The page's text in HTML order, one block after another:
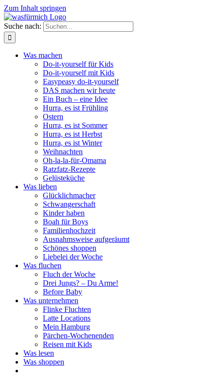
Zum Inhalt springen
Suche nach:
Was machen
Do-it-yourself für Kids
Do-it-yourself mit Kids
Easypeasy do-it-yourself
DAS machen wir heute
Ein Buch – eine Idee
Hurra, es ist Frühling
Ostern
Hurra, es ist Sommer
Hurra, es ist Herbst
Hurra, es ist Winter
Weihnachten
Oh-la-la-für-Omama
Ratzfatz-Rezepte
Gelüsteküche
Was lieben
Glücklichmacher
Schwangerschaft
Kinder haben
Boah für Boys
Familienhochzeit
Ausnahmsweise aufgeräumt
Schönes shoppen
Liebelei der Woche
Was fluchen
Fluch der Woche
Drei Jungs? – Du Arme!
Before Baby
Was unternehmen
Flinke Fluchten
Latte Locations
Mein Hamburg
Pärchen-Wochenenden
Reisen mit Kids
Was lesen
Was shoppen